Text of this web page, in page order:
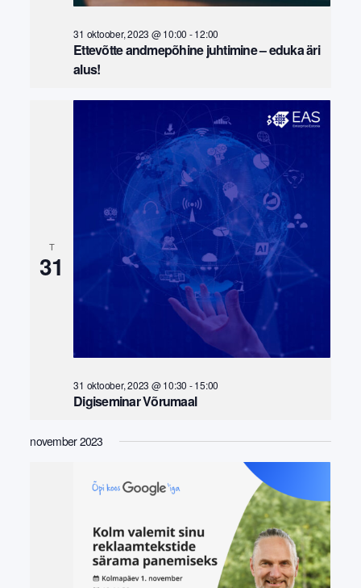
31 oktoober, 2023 @ 10:00 -12:00
Ettevõtte andmepõhine juhtimine – eduka äri
alus!
T
31
31 oktoober, 2023 @ 10:30 -15:00
Digiseminar Võrumaal
november 2023